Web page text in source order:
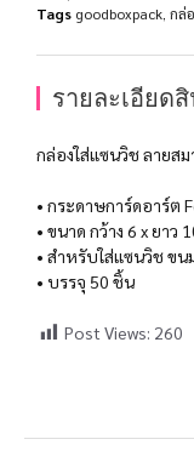
Tags goodboxpack กล่
รายละเอียด
กล่องใส่แซนวิช ลายส
• กระดาษการ์ดอาร์ต
• ขนาด กว้าง 6 x ยาว
• สำหรับใส่แซนวิช ขน
• บรรจุ 50 ชิ้น
Post Views: 260